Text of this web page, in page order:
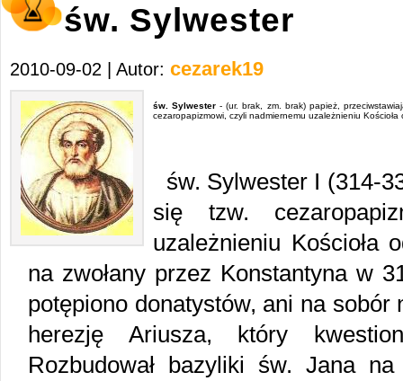
św. Sylwester
2010-09-02 | Autor: cezarek19
św. Sylwester - (ur. brak, zm. brak) papież,
cezaropapizmowi, czyli nadmiernemu uzależnieniu Kościoła
św. Sylwester I (314-
się tzw.
uzależnieniu Kościoła
na zwołany przez Konstantyna w
potępiono donatystów, ani na sobór
herezję Ariusza, który
Rozbudował bazyliki św. Jana